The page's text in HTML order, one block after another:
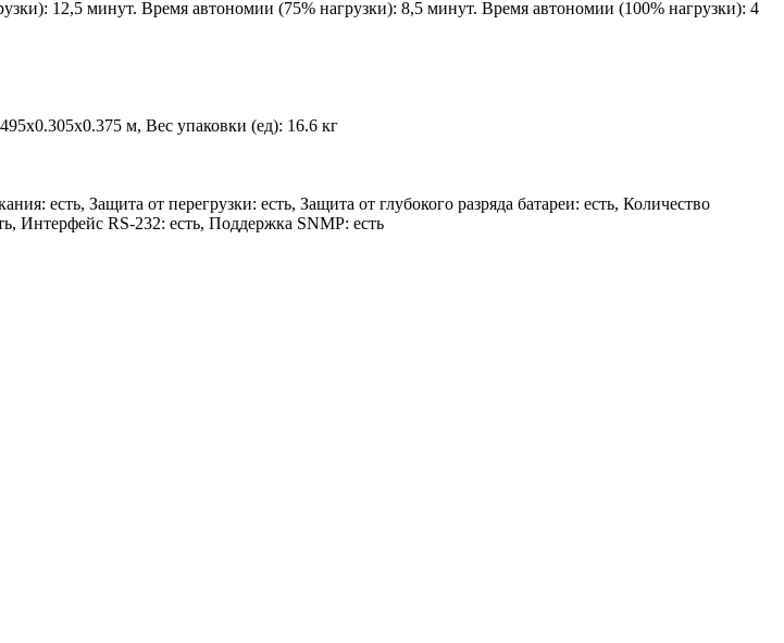
12,5 минут. Время автономии (75% нагрузки): 8,5 минут. Время автономии (100% нагрузки): 4
м, Вес упаковки (ед): 16.6 кг
есть, Защита от перегрузки: есть, Защита от глубокого разряда батареи: есть, Количество
Интерфейс RS-232: есть, Поддержка SNMP: есть